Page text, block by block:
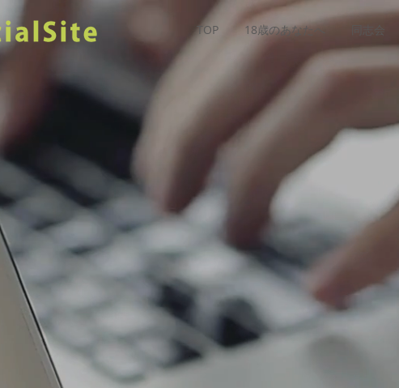
TOP 18歳のあなたへ